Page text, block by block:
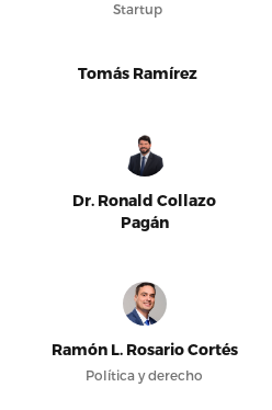
Startup
Tomás Ramírez
Dr. Ronald Collazo
Pagán
Ramón L. Rosario Cortés
Política y derecho